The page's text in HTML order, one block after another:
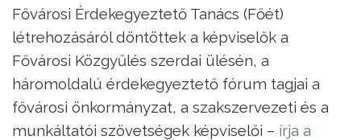
Fővárosi Érdekegyeztető Tanács (Főét)
létrehozásáról döntöttek a képviselők a
Fővárosi Közgyűlés szerdai ülésén, a
háromoldalú érdekegyeztető fórum tagjai a
fővárosi önkormányzat, a szakszervezeti és a
munkáltatói szövetségek képviselői – írja a